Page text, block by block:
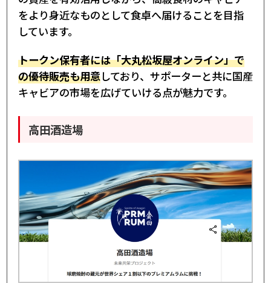
をより身近なものとして食卓へ届けることを目指
しています。
トークン保有者には「大丸松坂屋オンライン」で
の優待販売も用意しており、サポーターと共に国産
キャビアの市場を広げていける点が魅力です。
高田酒造場